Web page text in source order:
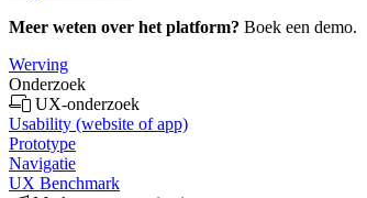
Meer weten over het platform? Boek een demo.
Werving
Onderzoek
UX-onderzoek
Usability (website of app)
Prototype
Navigatie
UX Benchmark